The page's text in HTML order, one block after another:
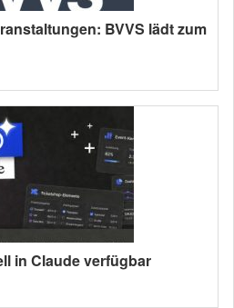
BVVS lädt zum
in Claude verfügbar